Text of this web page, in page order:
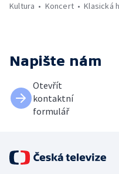
Kultura
Koncert
Klasická
Napište nám
Otevřít
kontaktní
formulář